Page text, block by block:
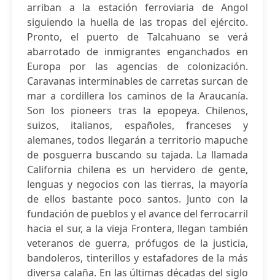
arriban a la estación ferroviaria de Angol
siguiendo la huella de las tropas del ejército.
Pronto, el puerto de Talcahuano se verá
abarrotado de inmigrantes enganchados en
Europa por las agencias de colonización.
Caravanas interminables de carretas surcan de
mar a cordillera los caminos de la Araucanía.
Son los pioneers tras la epopeya. Chilenos,
suizos, italianos, españoles, franceses y
alemanes, todos llegarán a territorio mapuche
de posguerra buscando su tajada. La llamada
California chilena es un hervidero de gente,
lenguas y negocios con las tierras, la mayoría
de ellos bastante poco santos. Junto con la
fundación de pueblos y el avance del ferrocarril
hacia el sur, a la vieja Frontera, llegan también
veteranos de guerra, prófugos de la justicia,
bandoleros, tinterillos y estafadores de la más
diversa calaña. En las últimas décadas del siglo